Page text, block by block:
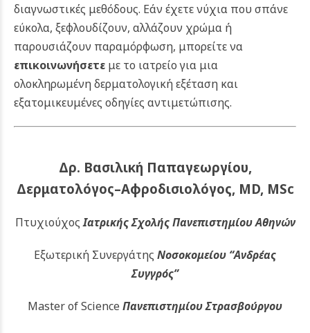
διαγνωστικές μεθόδους. Εάν έχετε νύχια που σπάνε
εύκολα, ξεφλουδίζουν, αλλάζουν χρώμα ή
παρουσιάζουν παραμόρφωση, μπορείτε να
επικοινωνήσετε με το ιατρείο για μια
ολοκληρωμένη δερματολογική εξέταση και
εξατομικευμένες οδηγίες αντιμετώπισης.
Δρ. Βασιλική Παπαγεωργίου,
Δερματολόγος–Αφροδισιολόγος, MD, MSc
ΠτυχιούχοςΙατρικής Σχολής Πανεπιστημίου Αθηνών
Εξωτερική Συνεργάτης Νοσοκομείου “Ανδρέας
Συγγρός”
Master of Science Πανεπιστημίου Στρασβούργου